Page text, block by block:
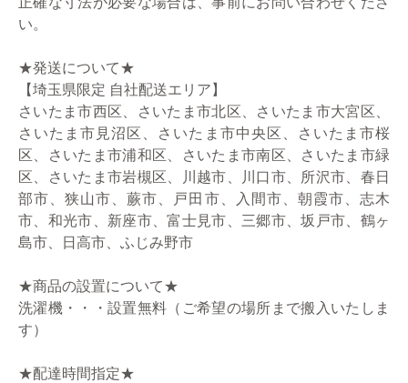
い。
★発送について★
【埼玉県限定 自社配送エリア】
さいたま市西区、さいたま市北区、さいたま市大宮区、
さいたま市見沼区、さいたま市中央区、さいたま市桜
区、さいたま市浦和区、さいたま市南区、さいたま市緑
区、さいたま市岩槻区、川越市、川口市、所沢市、春日
部市、狭山市、蕨市、戸田市、入間市、朝霞市、志木
市、和光市、新座市、富士見市、三郷市、坂戸市、鶴ヶ
島市、日高市、ふじみ野市
★商品の設置について★
洗濯機・・・設置無料（ご希望の場所まで搬入いたしま
す）
★配達時間指定★